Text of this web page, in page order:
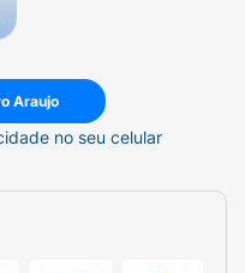
Araujo
no seu celular